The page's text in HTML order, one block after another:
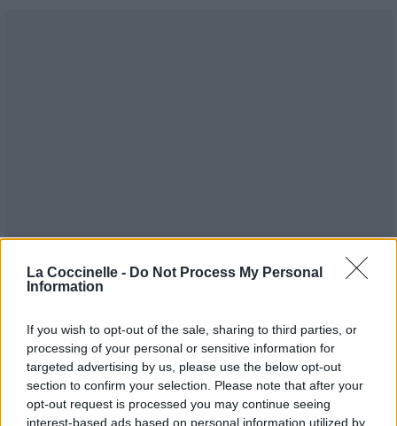
La Coccinelle - Do Not Process My Personal
Information
If you wish to opt-out of the sale, sharing to third parties, or
processing of your personal or sensitive information for
targeted advertising by us, please use the below opt-out
section to confirm your selection. Please note that after your
opt-out request is processed you may continue seeing
interest-based ads based on personal information utilized by
Publié par Tigrex-Feu d'Hiver 4
le 28 juillet
2015 à 16h50.
Chanteurs : Eluveitie